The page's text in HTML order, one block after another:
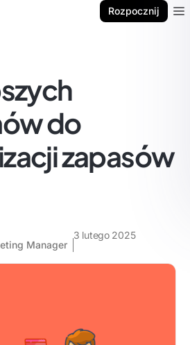
Rozpocznij
do
zapasów
Manager
3 lutego 2025